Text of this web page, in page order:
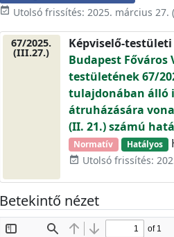
event_available Utolsó frissítés: 2025. március 27.
67/2025.
(III.27.)
Képviselő-
Budapest
testületének 67/
tulajdonában álló
átruházására
(II. 21.) számú
Normatív Hatályos
event_available Utolsó frissítés:
Betekintő nézet